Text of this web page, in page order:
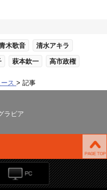
木歌音 清水アキラ
萩本欽一 高市政権
ス 記事
ラビア